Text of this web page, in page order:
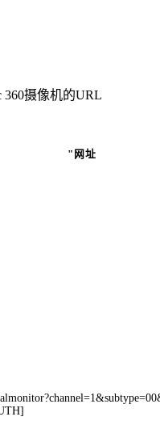
摄像机的URL
"网址